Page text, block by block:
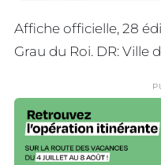
Affiche officielle, 28
Grau du Roi. DR: Ville